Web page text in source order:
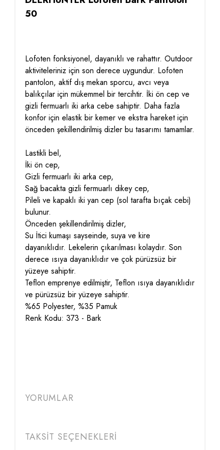
50
Lofoten fonksiyonel, dayanıklı ve rahattır. Outdoor
aktiviteleriniz için son derece uygundur. Lofoten
pantolon, aktif dış mekan sporcu, avcı veya
balıkçılar için mükemmel bir tercihtir. İki ön cep ve
gizli fermuarlı iki arka cebe sahiptir. Daha fazla
konfor için elastik bir kemer ve ekstra hareket için
önceden şekillendirilmiş dizler bu tasarımı tamamlar.
Lastikli bel,
İki ön cep,
Gizli fermuarlı iki arka cep,
Sağ bacakta gizli fermuarlı dikey cep,
Pileli ve kapaklı iki yan cep (sol tarafta bıçak cebi)
bulunur.
Önceden şekillendirilmiş dizler,
Su İtici kumaşı sayseinde, suya ve kire
dayanıklıdır. Lekelerin çıkarılması kolaydır. Son
derece ısıya dayanıklıdır ve çok pürüzsüz bir
yüzeye sahiptir.
Teflon emprenye edilmiştir, Teflon ısıya dayanıklıdır
ve pürüzsüz bir yüzeye sahiptir.
%65 Polyester, %35 Pamuk
Renk Kodu: 373 - Bark
YORUMLAR
TAKSİT SEÇENEKLERİ